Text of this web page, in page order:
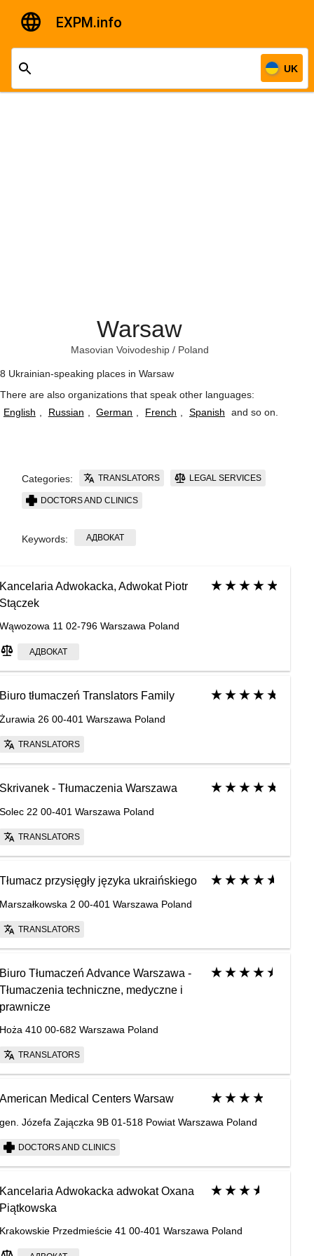
EXPM.info
UK
Warsaw
Masovian Voivodeship/ Poland
8 Ukrainian-speaking places in Warsaw
There are also organizations that speak other languages:
English
Russian German French Spanish and so on
Categories: TRANSLATORS LEGAL SERVICES
DOCTORS AND CLINICS
Keywords: АДВОКАТ
Kancelaria Adwokacka, Adwokat Piotr
Stączek
Wąwozowa 11 02-796 Warszawa Poland
АДВОКАТ
Biuro tłumaczeń Translators Family
Żurawia 26 00-401 Warszawa Poland
TRANSLATORS
Skrivanek - Tłumaczenia Warszawa
Solec 22 00-401 Warszawa Poland
TRANSLATORS
Tłumacz przysięgły języka ukraińskiego
Marszałkowska 2 00-401 Warszawa Poland
TRANSLATORS
Biuro Tłumaczeń Advance Warszawa -
Tłumaczenia techniczne, medyczne i
prawnicze
Hoża 410 00-682 Warszawa Poland
TRANSLATORS
American Medical Centers Warsaw
gen. Józefa Zajączka 9B 01-518 Powiat Warszawa Poland
DOCTORS AND CLINICS
Kancelaria Adwokacka adwokat Oxana
Piątkowska
Krakowskie Przedmieście 41 00-401 Warszawa Poland